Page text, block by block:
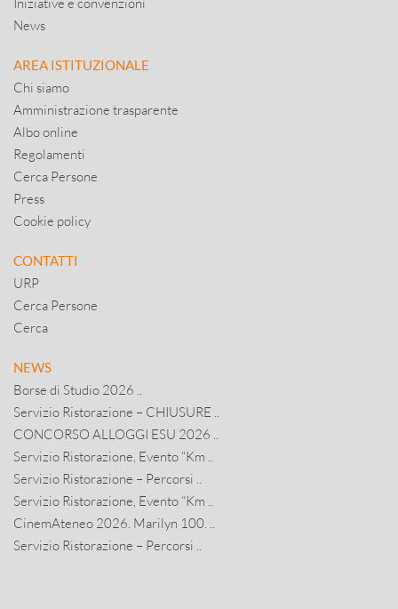
News
AREA ISTITUZIONALE
Chi siamo
Amministrazione trasparente
Albo online
Regolamenti
Cerca Persone
Press
Cookie policy
CONTATTI
URP
Cerca Persone
Cerca
NEWS
Borse di Studio 2026 ..
Servizio Ristorazione – CHIUSURE ..
CONCORSO ALLOGGI ESU 2026 ..
Servizio Ristorazione, Evento “Km ..
Servizio Ristorazione – Percorsi ..
Servizio Ristorazione, Evento “Km ..
CinemAteneo 2026. Marilyn 100. ..
Servizio Ristorazione – Percorsi ..